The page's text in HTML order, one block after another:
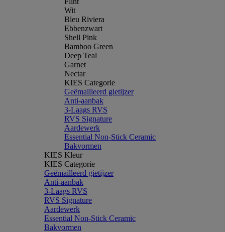
Wit
Bleu Riviera
Ebbenzwart
Shell Pink
Bamboo Green
Deep Teal
Garnet
Nectar
KIES Categorie
Geëmailleerd gietijzer
Anti-aanbak
3-Laags RVS
RVS Signature
Aardewerk
Essential Non-Stick Ceramic
Bakvormen
KIES Kleur
KIES Categorie
Geëmailleerd gietijzer
Anti-aanbak
3-Laags RVS
RVS Signature
Aardewerk
Essential Non-Stick Ceramic
Bakvormen